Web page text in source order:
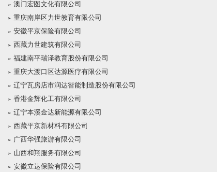
澳门宏图文化有限公司
重庆南岸区力世教育有限公司
安徽平京保险有限公司
西藏力世建筑有限公司
福建南平瑞泽教育股份有限公司
重庆大渡口区达源医疗有限公司
辽宁瓦房店市润达智能制造股份有限公司
香港金辉化工有限公司
辽宁本溪金达新能源有限公司
西藏平京新材料有限公司
广西华强旅游有限公司
山西和翔服务有限公司
安徽立达保险有限公司